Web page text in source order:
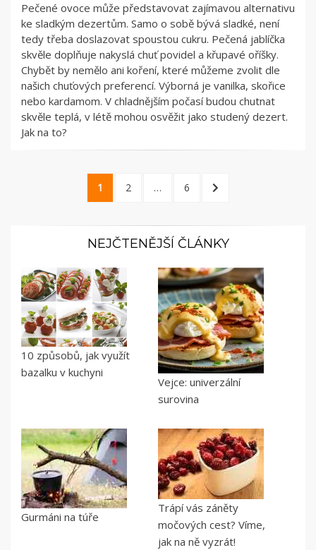
Pečené ovoce může představovat zajímavou alternativu
ke sladkým dezertům. Samo o sobě bývá sladké, není
tedy třeba doslazovat spoustou cukru. Pečená jablíčka
skvěle doplňuje nakyslá chuť povidel a křupavé oříšky.
Chybět by nemělo ani koření, které můžeme zvolit dle
našich chuťových preferencí. Výborná je vanilka, skořice
nebo kardamom. V chladnějším počasí budou chutnat
skvěle teplá, v létě mohou osvěžit jako studený dezert.
Jak na to?
Stránkování
příspěvků
PAGE
1 PAGE
2 … PAGE
6
NEXT
NEJČTENĚJŠÍ ČLÁNKY
10 způsobů, jak využít
bazalku v kuchyni
Vejce: univerzální
surovina
Gurmáni na túře
Trápí vás záněty
močových cest? Víme,
jak na ně vyzrát!